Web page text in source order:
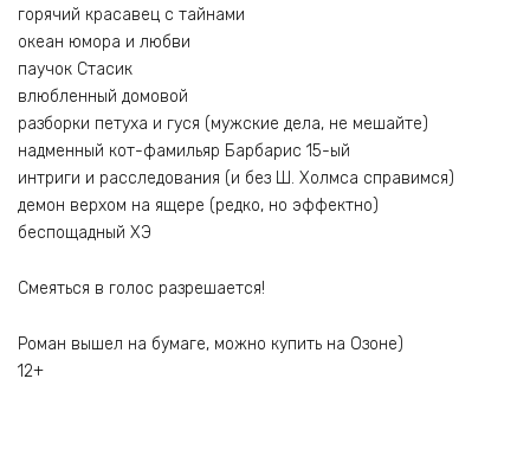
горячий красавец с тайнами
океан юмора и любви
паучок Стасик
влюбленный домовой
разборки петуха и гуся (мужские дела, не мешайте)
надменный кот-фамильяр Барбарис 15-ый
интриги и расследования (и без Ш. Холмса справимся)
демон верхом на ящере (редко, но эффектно)
беспощадный ХЭ
Смеяться в голос разрешается!
Роман вышел на бумаге, можно купить на Озоне)
12+